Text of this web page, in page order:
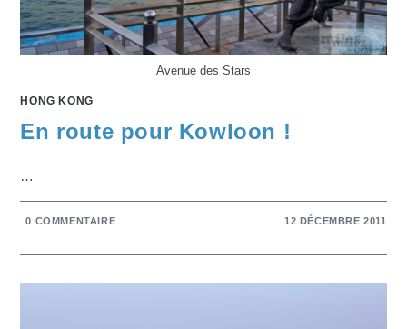
Avenue des Stars
HONG KONG
En route pour Kowloon !
…
0 COMMENTAIRE 12 DÉCEMBRE 2011